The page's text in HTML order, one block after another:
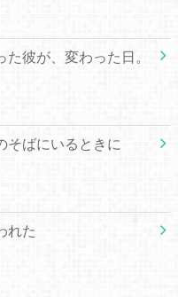
た彼が、変わった日。
そばにいるときに
れた